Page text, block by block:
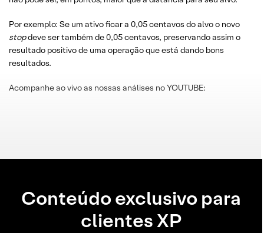
Por exemplo: Se um ativo ficar a 0,05 centavos do alvo o novo
stopdeve ser também de 0,05 centavos, preservando assim o
resultado positivo de uma operação que está dando bons
resultados.
Acompanhe ao vivo as nossas análises no YOUTUBE:
Conteúdo exclusivo para
clientes XP